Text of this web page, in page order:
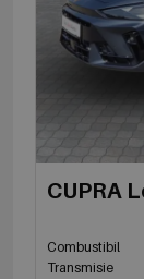
CUPRA
Combustibil
Transmisie